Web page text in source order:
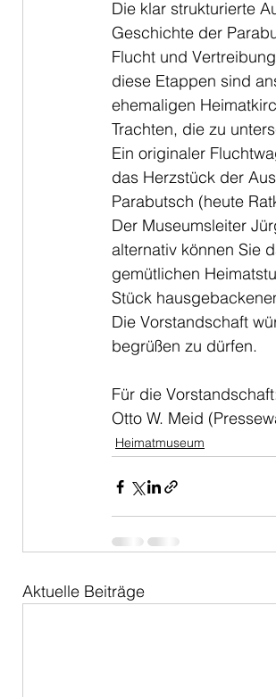
Die klar strukturierte
Geschichte der
Flucht und
diese Etappen sind
ehemaligen
Trachten, die zu
Ein originaler
das Herzstück der
Parabutsch (heute
Der Museumsleiter
alternativ können Sie
gemütlichen
Stück
Die Vorstandschaft
begrüßen zu dürfen.
Für die
Otto W. Meid
Heimatmuseum
Aktuelle Beiträge